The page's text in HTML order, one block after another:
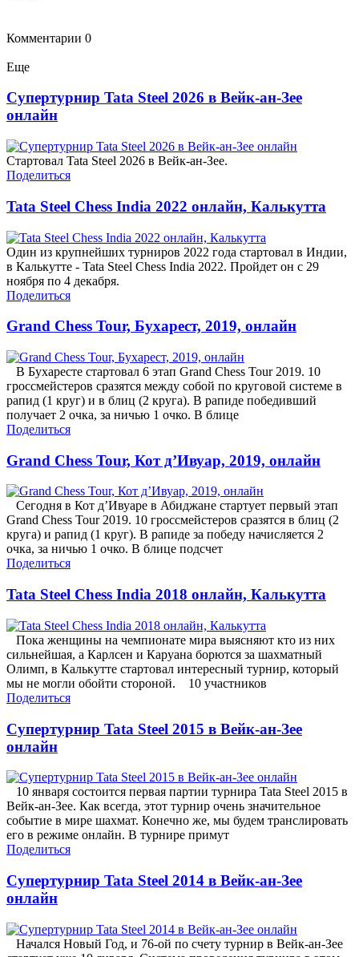
Комментарии 0
Еще
Супертурнир Tata Steel 2026 в Вейк-ан-Зее
онлайн
Стартовал Tata Steel 2026 в Вейк-ан-Зее.
Поделиться
Tata Steel Chess India 2022 онлайн, Калькутта
Один из крупнейших турниров 2022 года стартовал в Индии,
в Калькутте - Tata Steel Chess India 2022. Пройдет он с 29
ноября по 4 декабря.
Поделиться
Grand Chess Tour, Бухарест, 2019, онлайн
В Бухаресте стартовал 6 этап Grand Chess Tour 2019. 10
гроссмейстеров сразятся между собой по круговой системе в
рапид (1 круг) и в блиц (2 круга). В рапиде победивший
получает 2 очка, за ничью 1 очко. В блице
Поделиться
Grand Chess Tour, Кот д’Ивуар, 2019, онлайн
Сегодня в Кот д’Ивуаре в Абиджане стартует первый этап
Grand Chess Tour 2019. 10 гроссмейстеров сразятся в блиц (2
круга) и рапид (1 круг). В рапиде за победу начисляется 2
очка, за ничью 1 очко. В блице подсчет
Поделиться
Tata Steel Chess India 2018 онлайн, Калькутта
Пока женщины на чемпионате мира выясняют кто из них
сильнейшая, а Карлсен и Каруана борются за шахматный
Олимп, в Калькутте стартовал интересный турнир, который
мы не могли обойти стороной. 10 участников
Поделиться
Супертурнир Tata Steel 2015 в Вейк-ан-Зее
онлайн
10 января состоится первая партии турнира Tata Steel 2015 в
Вейк-ан-Зее. Как всегда, этот турнир очень значительное
событие в мире шахмат. Конечно же, мы будем транслировать
его в режиме онлайн. В турнире примут
Поделиться
Супертурнир Tata Steel 2014 в Вейк-ан-Зее
онлайн
Начался Новый Год, и 76-ой по счету турнир в Вейк-ан-Зее